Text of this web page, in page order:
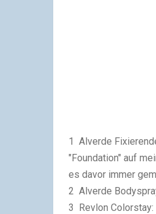
1 Alverde
"Foundation" auf
es davor immer
2 Alverde
3 Revlon Colorstay: